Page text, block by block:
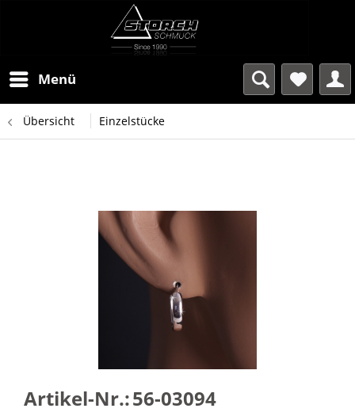
Menü
Übersicht Einzelstücke
Artikel-Nr.:56-03094